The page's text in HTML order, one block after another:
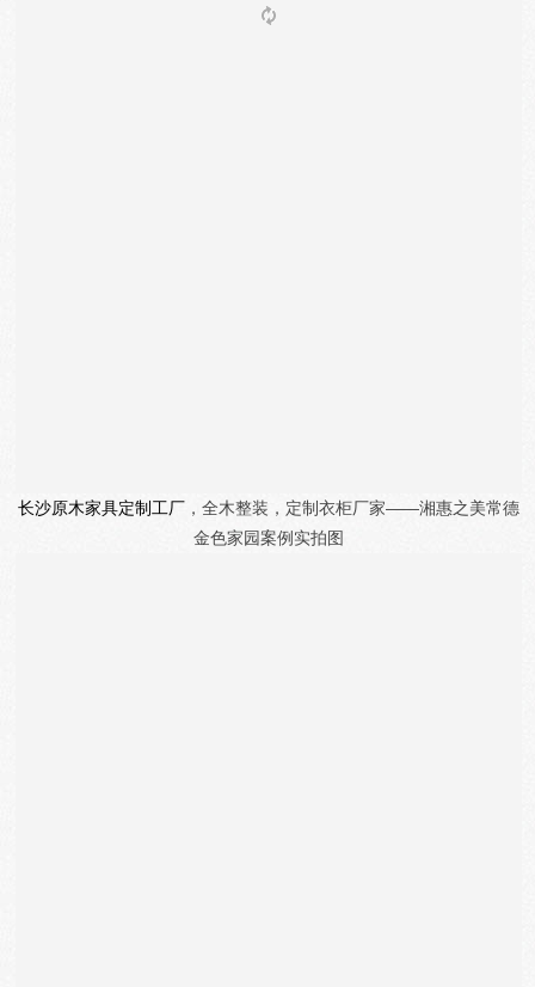
长沙原木家具定制工厂 ，全木整装，定制衣柜厂家——湘惠之美常德
金色家园案例实拍图